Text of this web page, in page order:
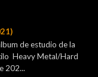
de estudio de la
Heavy Metal/Hard
202...